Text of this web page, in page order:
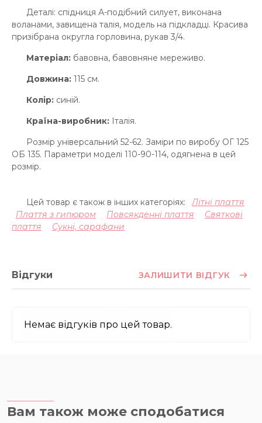
Деталі: спідниця А-подібний силует, виконана
воланами, завищена талія, модель на підкладці. Красива
призібрана округла горловина, рукав 3/4.
Матеріал: бавовна, бавовняне мереживо.
Довжина: 115 см.
Колір: синій.
Країна-виробник: Італія.
Розмір універсальний 52-62. Заміри по виробу ОГ 125
ОБ 135. Параметри моделі 110-90-114, одягнена в цей
розмір.
Цей товар є також в інших категоріях:
Літні плаття
Плаття з гипюром
Повсякденні плаття
Святкові
плаття
Сукні, сарафани
Відгуки ЗАЛИШИТИ ВІДГУК
Немає відгуків про цей товар.
Вам також може сподобатися